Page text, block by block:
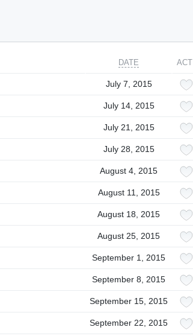
DATE
July 7, 2015
July 14, 2015
July 21, 2015
July 28, 2015
August 4, 2015
August 11, 2015
August 18, 2015
August 25, 2015
September 1, 2015
September 8, 2015
September 15, 2015
September 22, 2015